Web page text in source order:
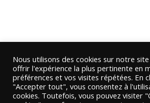
Nous utilisons des cookies sur notre
offrir l'expérience la plus pertinente en
préférences et vos visites répétées. En
"Accepter tout", vous consentez à
cookies. Toutefois, vous pouvez visiter